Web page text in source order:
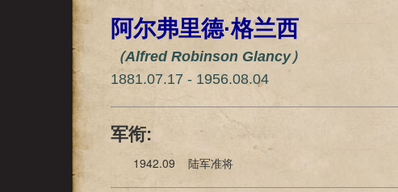
阿尔弗里德·格兰西
（Alfred Robinson Glancy）
1881.07.17 - 1956.08.04
军衔:
1942.09 陆军准将